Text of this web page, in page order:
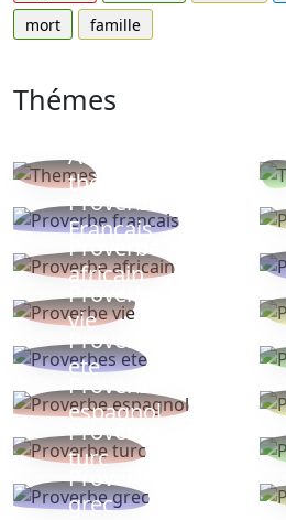
mort
famille
Thémes
Autres
thèmes
Proverbe
Français
Proverbe
africain
Proverbe
vie
Proverbes
ete
Proverbe
espagnol
Proverbe
turc
Proverbe
grec